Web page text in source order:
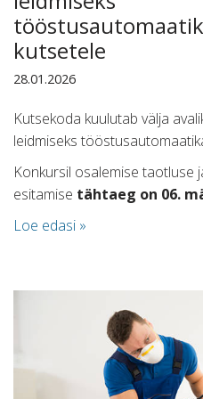
kutsetele
28.01.2026
Kutsekoda kuulutab välja
leidmiseks
Konkursil osalemise taotluse
esitamise tähtaeg on 06.
Loe edasi »